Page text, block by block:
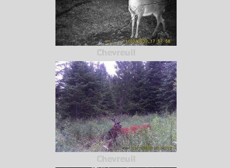
Chevreuil
Chevreuil